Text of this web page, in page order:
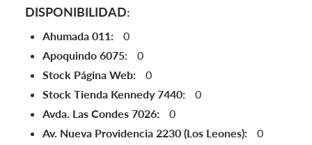
DISPONIBILIDAD:
Ahumada 011:
0
Apoquindo 6075:
0
Stock Página Web:
0
Stock Tienda Kennedy 7440:
0
Avda. Las Condes 7026:
0
Av. Nueva Providencia 2230 (Los Leones):
0